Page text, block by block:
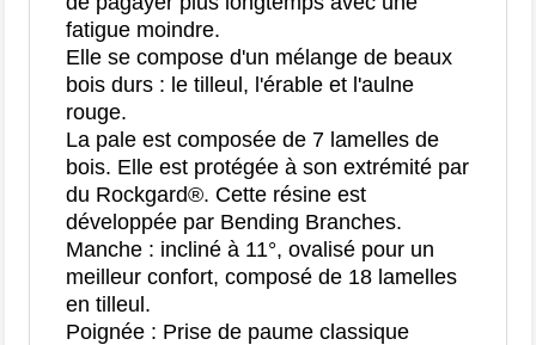
fatigue moindre.
Elle se compose d'un mélange de beaux
bois durs : le tilleul, l'érable et l'aulne
rouge.
La pale est composée de 7 lamelles de
bois. Elle est protégée à son extrémité par
du Rockgard®. Cette résine est
développée par Bending Branches.
Manche : incliné à 11°, ovalisé pour un
meilleur confort, composé de 18 lamelles
en tilleul.
Poignée : Prise de paume classique